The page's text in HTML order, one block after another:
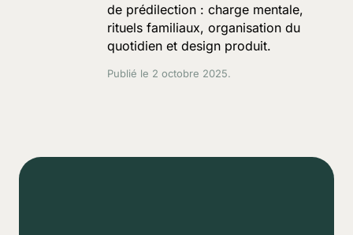
de prédilection : charge mentale,
rituels familiaux, organisation du
quotidien et design produit.
Publié le 2 octobre 2025.